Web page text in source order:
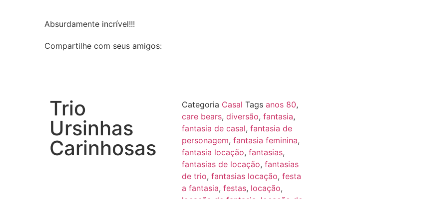
Absurdamente incrível!!!
Compartilhe com seus amigos:
Trio
Ursinhas
Carinhosas
Categoria Casal Tags anos 80,
care bears, diversão, fantasia,
fantasia de casal, fantasia de
personagem, fantasia feminina,
fantasia locação, fantasias,
fantasias de locação, fantasias
de trio, fantasias locação, festa
a fantasia, festas, locação,